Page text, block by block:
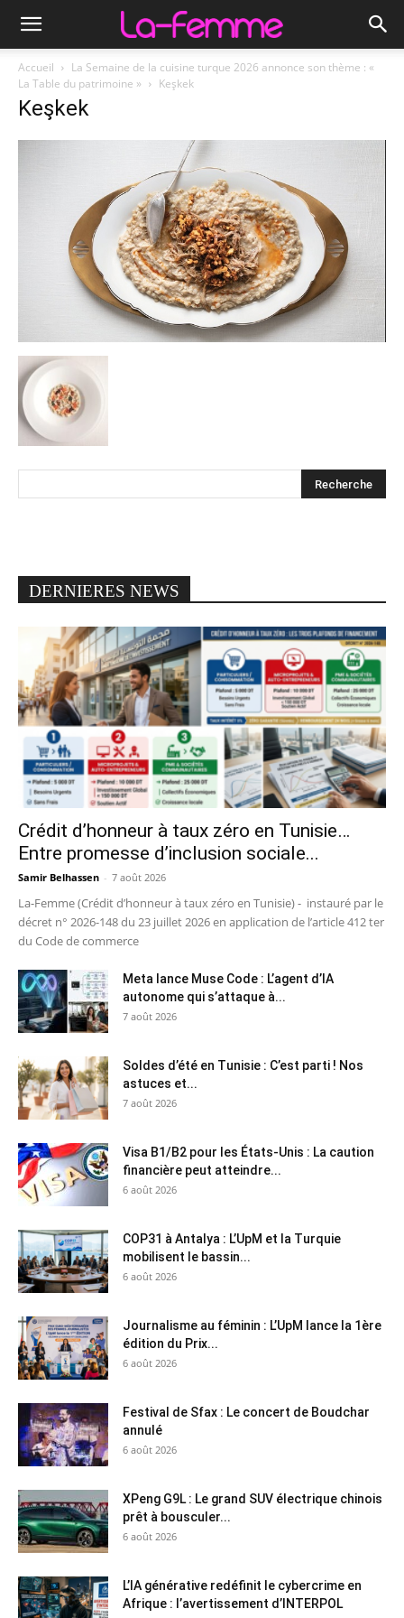
Accueil
La Semaine de la cuisine turque 2026 annonce son thème : «
La Table du patrimoine »
Keşkek
Keşkek
DERNIERES NEWS
Crédit d’honneur à taux zéro en Tunisie…
Entre promesse d’inclusion sociale...
Samir Belhassen - 7 août 2026
La-Femme (Crédit d’honneur à taux zéro en Tunisie) - instauré par le
décret n° 2026-148 du 23 juillet 2026 en application de l’article 412 ter
du Code de commerce
Meta lance Muse Code : L’agent d’IA
autonome qui s’attaque à...
7 août 2026
Soldes d’été en Tunisie : C’est parti ! Nos
astuces et...
7 août 2026
Visa B1/B2 pour les États-Unis : La caution
financière peut atteindre...
6 août 2026
COP31 à Antalya : L’UpM et la Turquie
mobilisent le bassin...
6 août 2026
Journalisme au féminin : L’UpM lance la 1ère
édition du Prix...
6 août 2026
Festival de Sfax : Le concert de Boudchar
annulé
6 août 2026
XPeng G9L : Le grand SUV électrique chinois
prêt à bousculer...
6 août 2026
L’IA générative redéfinit le cybercrime en
Afrique : l’avertissement d’INTERPOL